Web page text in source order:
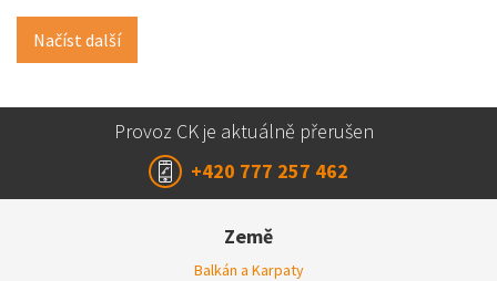
Načíst další
Provoz CK je aktuálně přerušen
+420 777 257 462
Země
Balkán a Karpaty